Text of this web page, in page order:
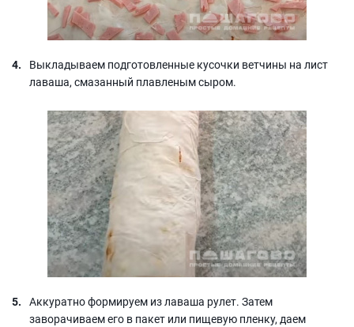
Выкладываем подготовленные кусочки ветчины на лист
лаваша, смазанный плавленым сыром.
Аккуратно формируем из лаваша рулет. Затем
заворачиваем его в пакет или пищевую пленку, даем